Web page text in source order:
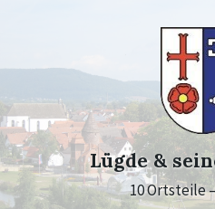
Lügde &
10 Ortsteile